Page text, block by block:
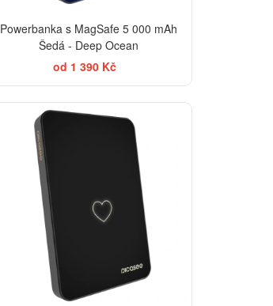
Powerbanka s MagSafe 5 000 mAh
Šedá - Deep Ocean
od 1 390 Kč